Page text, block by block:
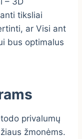
tiksliai
ar Visi ant
bus optimalus
privalumų
žmonėms.